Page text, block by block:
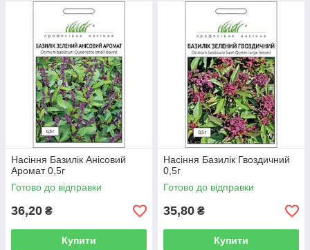
Насіння Базилік Анісовий
Аромат 0,5г
Готово до відправки
36,20 ₴
Купити
Насіння Базилік Гвоздичний
0,5г
Готово до відправки
35,80 ₴
Купити